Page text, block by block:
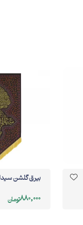
بیرق گلشن
880,000تومان